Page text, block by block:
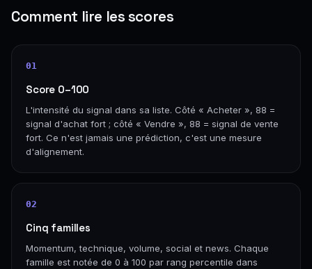
Comment lire les scores
01
Score 0–100
L'intensité du signal dans sa liste. Côté « Acheter », 88 =
signal d'achat fort ; côté « Vendre », 88 = signal de vente
fort. Ce n'est jamais une prédiction, c'est une mesure
d'alignement.
02
Cinq familles
Momentum, technique, volume, social et news. Chaque
famille est notée de 0 à 100 par rang percentile dans